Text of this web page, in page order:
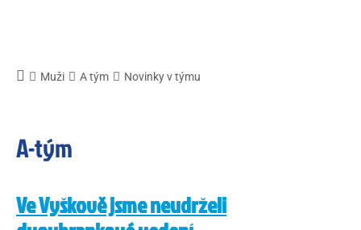
Muži A tým Novinky v týmu
A-tým
Ve Vyškově jsme neudrželi